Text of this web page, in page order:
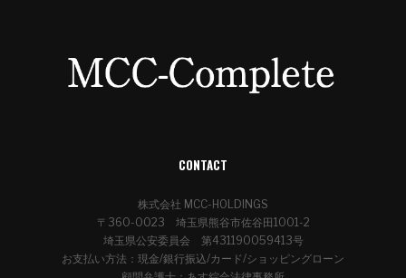
CONTACT
株式会社 MCC-HOLDINGS
〒360-0023 埼玉県熊谷市佐谷田1001-2
埼玉県公安委員会 第431190059413号
お支払い方法：現金/銀行振込/カード/ショッピングローン